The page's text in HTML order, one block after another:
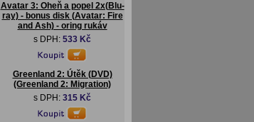
Avatar 3: Oheň a popel 2x(Blu-
ray) - bonus disk (Avatar: Fire
and Ash) - oring rukáv
s DPH: 533 Kč
Greenland 2: Útěk (DVD)
(Greenland 2: Migration)
s DPH: 315 Kč